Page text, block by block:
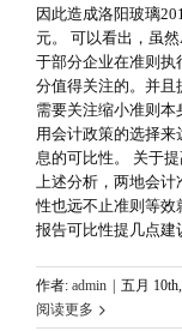
因此造成洛阳玻璃
元。 可以看出，虽
于部分企业在准则执
分值得关注的。并且
需要关注缩小准则本
用会计政策的选择
息的可比性。 关于
上述分析，两地会计
性也远不止准则等效
报告可比性提几点建
作者: admin 五月
阅读更多